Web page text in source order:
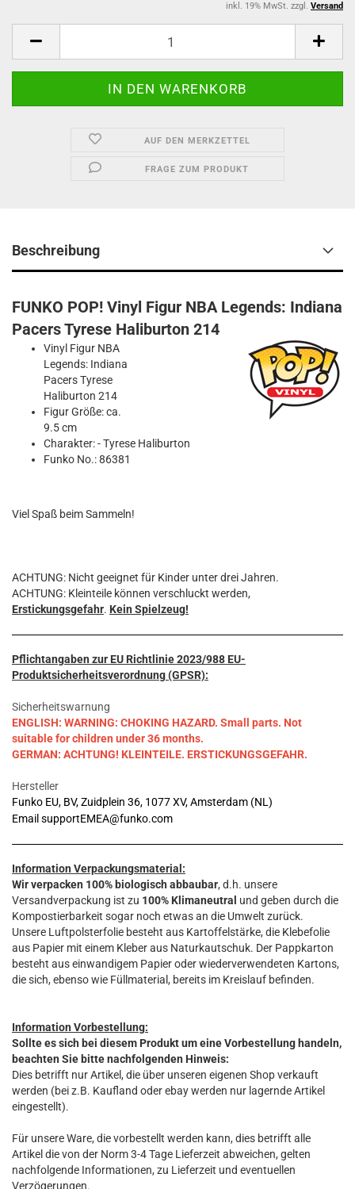
inkl. 19% MwSt. zzgl. Versand
AUF DEN MERKZETTEL
FRAGE ZUM PRODUKT
Beschreibung
FUNKO POP! Vinyl Figur NBA Legends: Indiana
Pacers Tyrese Haliburton 214
Vinyl Figur NBA
Legends: Indiana
Pacers Tyrese
Haliburton 214
Figur Größe: ca.
9.5 cm
Charakter: - Tyrese Haliburton
Funko No.: 86381
Viel Spaß beim Sammeln!
ACHTUNG: Nicht geeignet für Kinder unter drei Jahren.
ACHTUNG: Kleinteile können verschluckt werden,
Erstickungsgefahr. Kein Spielzeug!
Pflichtangaben zur EU Richtlinie 2023/988 EU-
Produktsicherheitsverordnung (GPSR):
Sicherheitswarnung
ENGLISH: WARNING: CHOKING HAZARD. Small parts. Not
suitable for children under 36 months.
GERMAN: ACHTUNG! KLEINTEILE. ERSTICKUNGSGEFAHR.
Hersteller
Funko EU, BV, Zuidplein 36, 1077 XV, Amsterdam (NL)
Email supportEMEA@funko.com
Information Verpackungsmaterial:
Wir verpacken 100% biologisch abbaubar, d.h. unsere
Versandverpackung ist zu 100% Klimaneutral und geben durch die
Kompostierbarkeit sogar noch etwas an die Umwelt zurück.
Unsere Luftpolsterfolie besteht aus Kartoffelstärke, die Klebefolie
aus Papier mit einem Kleber aus Naturkautschuk. Der Pappkarton
besteht aus einwandigem Papier oder wiederverwendeten Kartons,
die sich, ebenso wie Füllmaterial, bereits im Kreislauf befinden.
Information Vorbestellung:
Sollte es sich bei diesem Produkt um eine Vorbestellung handeln,
beachten Sie bitte nachfolgenden Hinweis:
Dies betrifft nur Artikel, die über unseren eigenen Shop verkauft
werden (bei z.B. Kaufland oder ebay werden nur lagernde Artikel
eingestellt).
Für unsere Ware, die vorbestellt werden kann, dies betrifft alle
Artikel die von der Norm 3-4 Tage Lieferzeit abweichen, gelten
nachfolgende Informationen, zu Lieferzeit und eventuellen
Verzögerungen.